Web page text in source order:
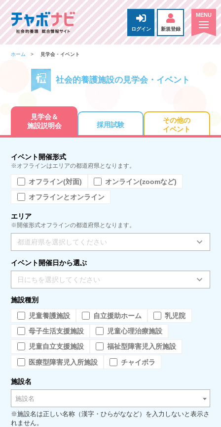
ログイン 新規登録
ホーム 見学会・イベント
社会的養護施設の見学会・イベント
見学会＆
施設説明会
採用試験
その他の
イベント
イベント開催形式
※オフラインはエリアの都道府県となります。
オフライン(対面)
オンライン(zoomなど)
オフラインとオンライン
エリア
※開催形式オフラインの都道府県となります。
都道府県を選択してください
イベント開催日から選ぶ
日にちを選択してください
施設種別
児童養護施設
自立援助ホーム
乳児院
母子生活支援施設
児童心理治療施設
児童自立支援施設
福祉型障害児入所施設
医療型障害児入所施設
チャイボラ
施設名
施設名
※施設名は正しい名称（漢字・ひらがななど）を入力しないと表示さ
れません。